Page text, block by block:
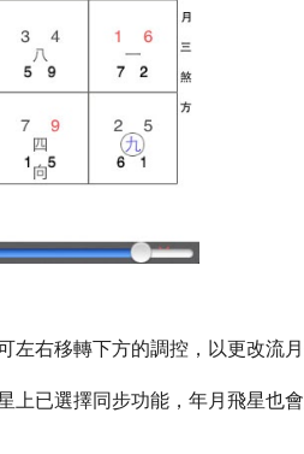
左右移轉下方的調控，以更改流月
上已選擇同步功能，年月飛星也會